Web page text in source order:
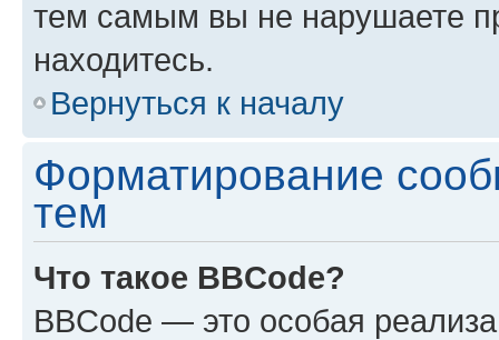
тем самым вы не нарушаете
находитесь.
Вернуться к началу
Форматирование
тем
Что такое BBCode?
BBCode — это особая